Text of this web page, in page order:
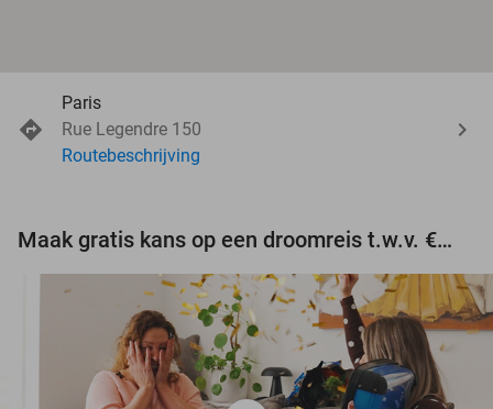
Paris
Rue Legendre 150
Routebeschrijving
Maak gratis kans op een droomreis t.w.v. €3.000!